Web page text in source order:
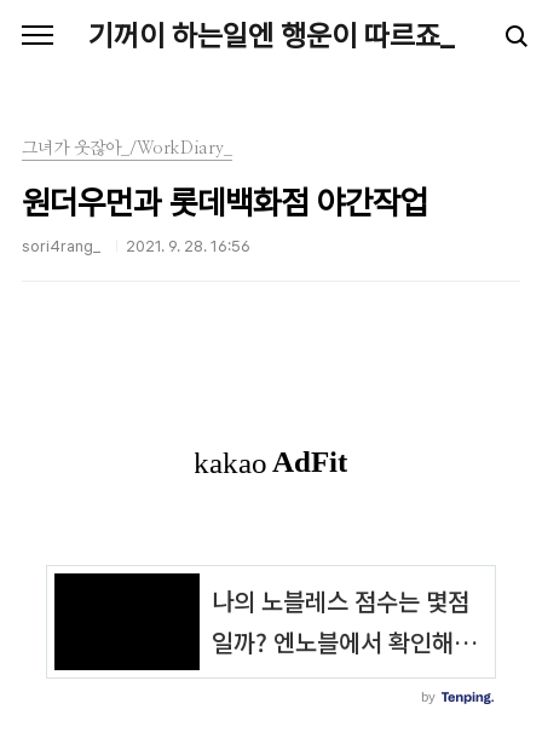
기꺼이 하는일엔 행운이 따르죠_
그녀가 웃잖아_/WorkDiary_
원더우먼과 롯데백화점 야간작업
sori4rang_ 2021. 9. 28. 16:56